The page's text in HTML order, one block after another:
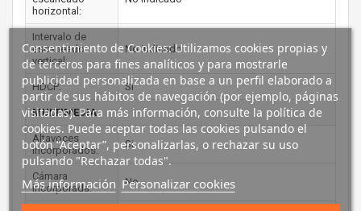
horizontal:
Intervalo de
escaneado
vertical:
No indicado
HDCP: Si
MULTIMEDIA
Altavoces
incorporados:
Si
Cámara
incorporada:
No
Consentimiento de Cookies: Utilizamos cookies propias y
de terceros para fines analíticos y para mostrarle
publicidad personalizada en base a un perfil elaborado a
partir de sus hábitos de navegación (por ejemplo, páginas
visitadas). Para más información, consulte la política de
cookies. Puede aceptar todas las cookies pulsando el
botón “Aceptar”, personalizarlas, o rechazar su uso
pulsando "Rechazar todas".
Más información Personalizar cookies